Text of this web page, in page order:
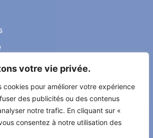
votre vie privée.
cookies pour améliorer votre expérience
des publicités ou des contenus
notre trafic. En cliquant sur «
consentez à notre utilisation des